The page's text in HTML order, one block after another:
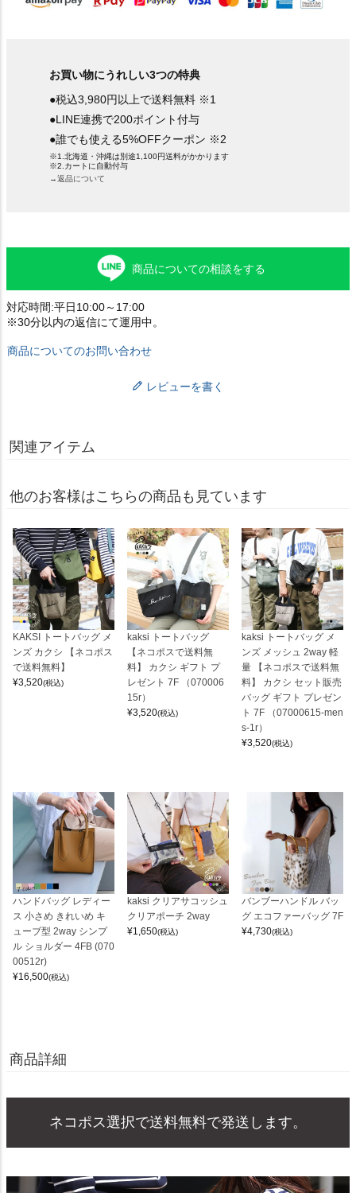
お買い物にうれしい3つの特典
●税込3,980円以上で送料無料 ※1
●LINE連携で200ポイント付与
●誰でも使える5%OFFクーポン ※2
※1.北海道・沖縄は別途1,100円送料がかかります
※2.カートに自動付与
→返品について
商品についての相談をする
対応時間:平日10:00～17:00
※30分以内の返信にて運用中。
商品についてのお問い合わせ
レビューを書く
関連アイテム
他のお客様はこちらの商品も見ています
KAKSI トートバッグ メ
ンズ カクシ 【ネコポス
で送料無料】
¥3,520(税込)
kaksi トートバッグ
【ネコポスで送料無
料】 カクシ ギフト プ
レゼント 7F （070006
15r）
¥3,520(税込)
kaksi トートバッグ メ
ンズ メッシュ 2way 軽
量 【ネコポスで送料無
料】 カクシ セット販売
バッグ ギフト プレゼン
ト 7F （07000615-men
s-1r）
¥3,520(税込)
ハンドバッグ レディー
ス 小さめ きれいめ キ
ューブ型 2way シンプ
ル ショルダー 4FB (070
00512r)
¥16,500(税込)
kaksi クリアサコッシュ
クリアポーチ 2way
¥1,650(税込)
バンブーハンドル バッ
グ エコファーバッグ 7F
¥4,730(税込)
商品詳細
ネコポス選択で送料無料で発送します。